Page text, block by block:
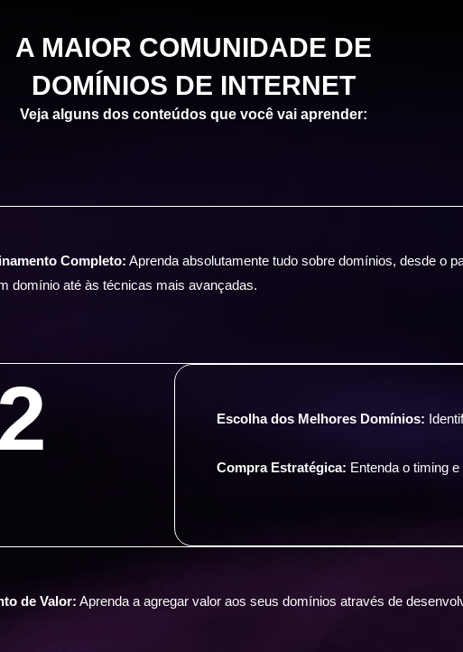
A MAIOR COMUNIDADE DE
DOMÍNIOS DE INTERNET
Veja alguns dos conteúdos que você vai aprender:
Completo: Aprenda absolutamente tudo sobre domínios, desde o
domínio até às técnicas mais avançadas.
2 Escolha dos Melhores Domínios:
Compra Estratégica: Entenda o timing
de Valor: Aprenda a agregar valor aos seus domínios através de